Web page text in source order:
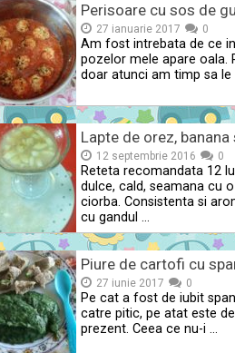
Perisoare cu sos de
27 ianuarie 2017 0
Am fost intrebata de ce
pozelor mele apare oala.
doar atunci am timp sa le
Lapte de orez, banana
12 septembrie 2016 0
Reteta recomandata 12
dulce, cald, seamana cu
ciorba. Consistenta si
cu gandul …
Piure de cartofi cu
27 iunie 2017 0
Pe cat a fost de iubit
catre pitic, pe atat este
prezent. Ceea ce nu-i …